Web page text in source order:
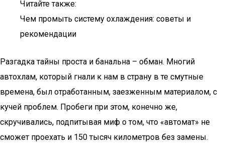
Читайте также:
Чем промыть систему охлаждения: советы и
рекомендации
Разгадка тайны проста и банальна – обман. Многий
автохлам, который гнали к нам в страну в те смутные
времена, был отработанным, заезженным материалом, с
кучей проблем. Пробеги при этом, конечно же,
скручивались, подпитывая миф о том, что «автомат» не
сможет проехать и 150 тысяч километров без замены.